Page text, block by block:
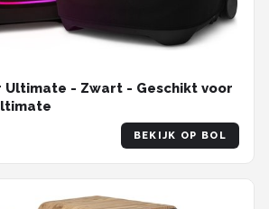
Ultimate - Zwart - Geschikt voor
BEKIJK OP BOL